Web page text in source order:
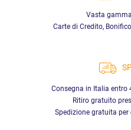
Vasta
Carte di Credito,
Consegna in Italia
Ritiro gratuito
Spedizione gratuita